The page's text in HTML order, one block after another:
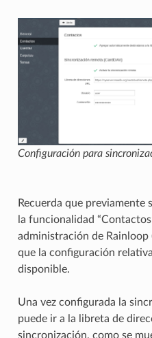
Configuración para
Recuerda que previamente
la funcionalidad
administración de Rainloop
que la configuración
disponible.
Una vez configurada la
puede ir a la libreta de
sincronización, como se